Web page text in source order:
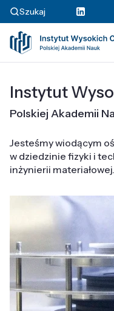
Szukaj
Instytut
Polskiej Akademii
Jesteśmy wiodącym
w dziedzinie fizyki i
inżynierii materiałowej.